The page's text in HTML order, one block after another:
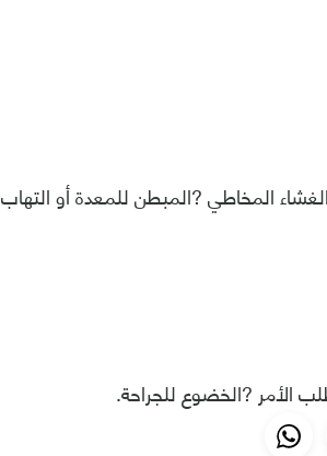
المخاطي ?المبطن للمعدة أو التهاب
الأمر ?الخضوع للجراحة.